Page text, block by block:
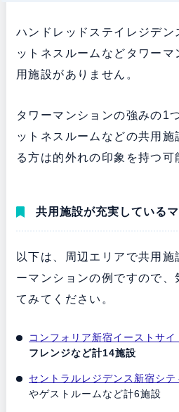
ハンドレッドステイレジデン
ットネスルームなどタワー
用施設がありません。
タワーマンションの強みの1
ットネスルームなどの共用
る方は的外れの印象を持つ可
共用施設が充実している
以下は、周辺エリアで共用
ーマンションの例ですので、
てみてください。
コンフォリア新宿イーストサイ
フレンジなど計14施設
セントラルレジデンス新宿シテ
やゲストルームなど計6施設